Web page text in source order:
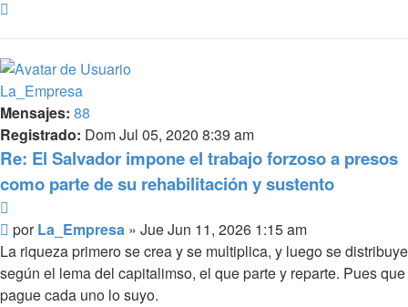
La_Empresa
Mensajes: 88
Registrado: Dom Jul 05, 2020 8:39 am
Re: El Salvador impone el trabajo forzoso a presos
como parte de su rehabilitación y sustento
Mensaje
porLa_Empresa » Jue Jun 11, 2026 1:15 am
La riqueza primero se crea y se multiplica, y luego se distribuye
según el lema del capitalimso, el que parte y reparte. Pues que
pague cada uno lo suyo.